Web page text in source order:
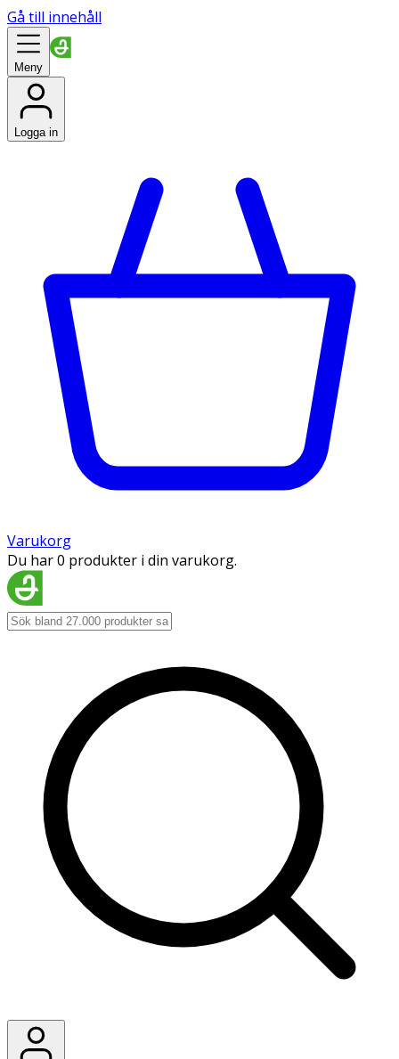
Gå till innehåll
Meny
Logga in
Varukorg
Du har 0 produkter i din varukorg.